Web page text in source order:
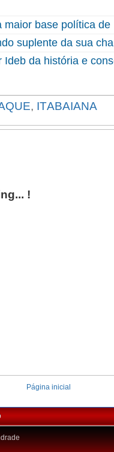
maior base política de
suplente da sua
da história e
, ITABAIANA
!
Página inicial